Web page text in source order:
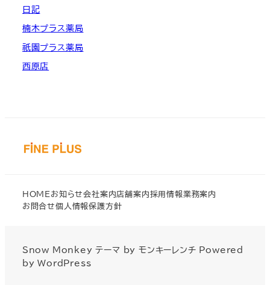
日記
楠木プラス薬局
祇園プラス薬局
西原店
HOMEお知らせ会社案内店舗案内採用情報業務案内
お問合せ個人情報保護方針
Snow Monkey テーマ byモンキーレンチ Powered
byWordPress